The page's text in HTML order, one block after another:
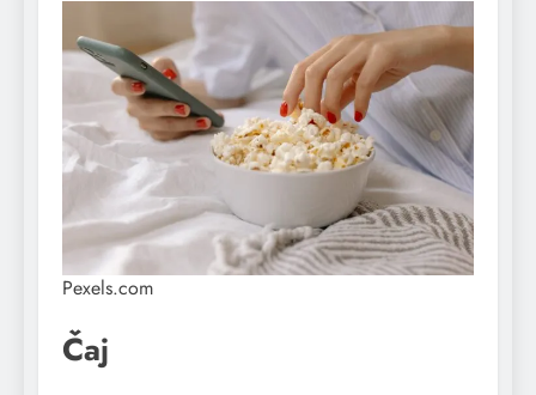
Pexels.com
Čaj